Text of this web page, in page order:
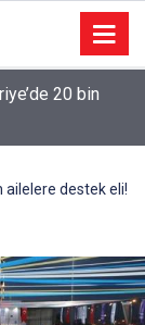
20 bin
ailelere destek eli!